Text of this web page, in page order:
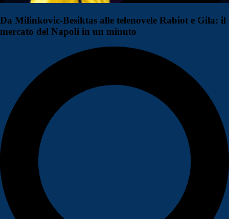
Da Milinkovic-Besiktas alle telenovele Rabiot e Gila: il
mercato del Napoli in un minuto